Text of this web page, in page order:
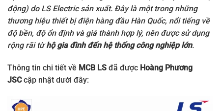
động) do LS Electricsản xuất. Đây là một trong những
thương hiệu thiết bị điện hàng đầu Hàn Quốc, nổi tiếng về
độ bền, độ ổn định và giá thành hợp lý, nên được sử dụng
rộng rãi từhộ gia đình đến hệ thống công nghiệp lớn.
Thông tin chi tiết về MCB LS đã được Hoàng Phương
JSCcập nhật dưới đây: